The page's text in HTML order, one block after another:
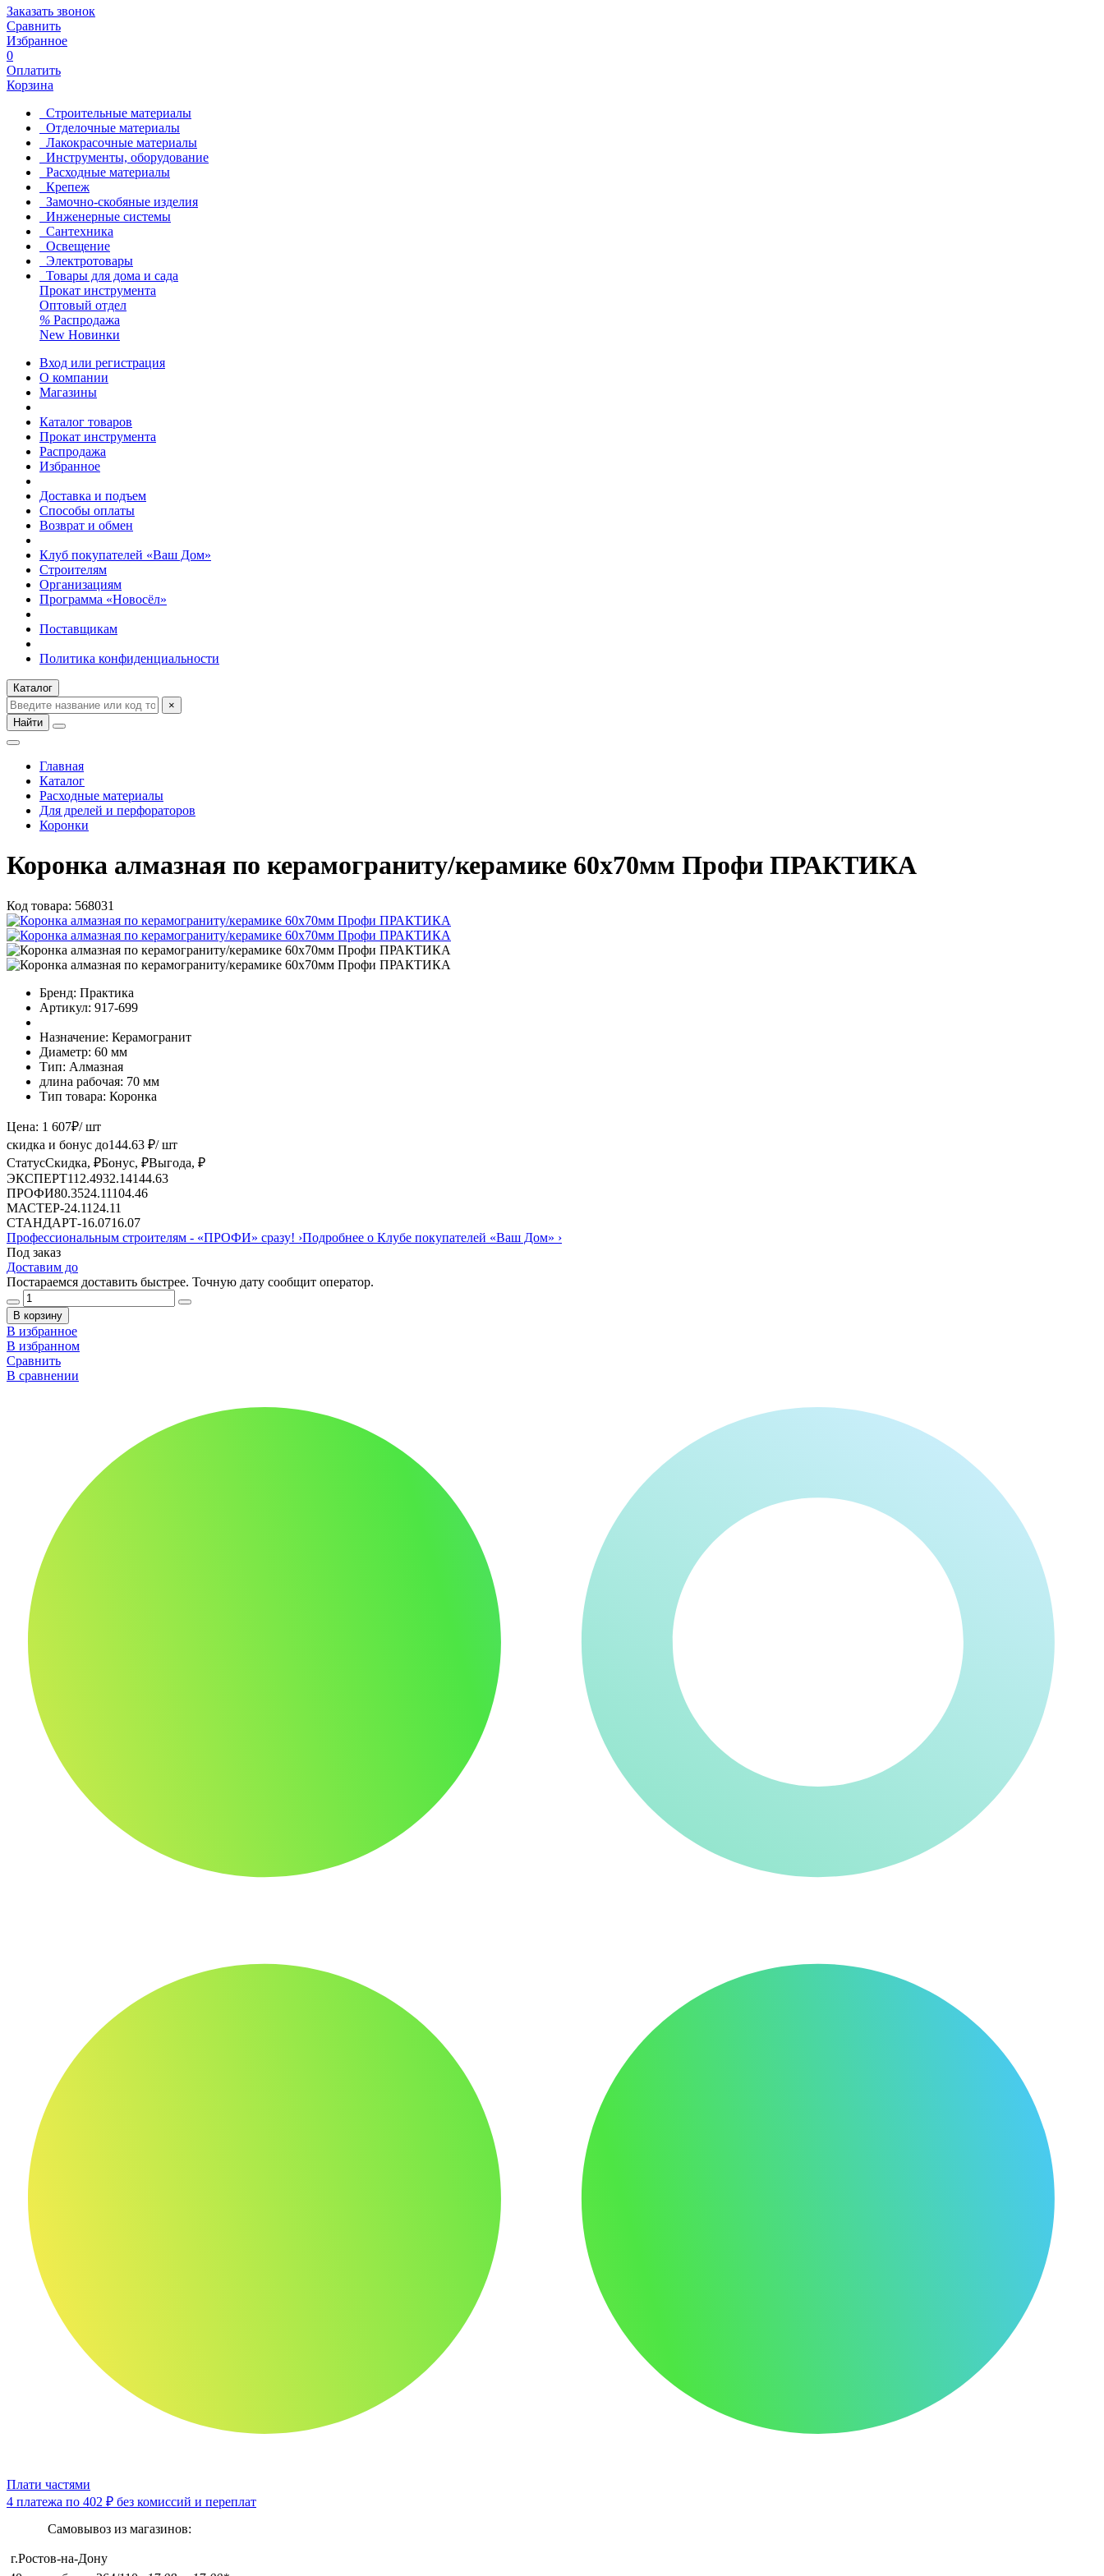
Заказать звонок
Сравнить
Избранное
0
Оплатить
Корзина
Строительные материалы
Отделочные материалы
Лакокрасочные материалы
Инструменты, оборудование
Расходные материалы
Крепеж
Замочно-скобяные изделия
Инженерные системы
Сантехника
Освещение
Электротовары
Товары для дома и сада
Прокат инструмента
Оптовый отдел
% Распродажа
New Новинки
Вход или регистрация
О компании
Магазины
Каталог товаров
Прокат инструмента
Распродажа
Избранное
Доставка и подъем
Способы оплаты
Возврат и обмен
Клуб покупателей «Ваш Дом»
Строителям
Организациям
Программа «Новосёл»
Поставщикам
Политика конфиденциальности
Каталог
×
Найти
Главная
Каталог
Расходные материалы
Для дрелей и перфораторов
Коронки
Коронка алмазная по керамограниту/керамике 60х70мм Профи ПРАКТИКА
Код товара: 568031
Бренд: Практика
Артикул: 917-699
Назначение: Керамогранит
Диаметр: 60 мм
Тип: Алмазная
длина рабочая: 70 мм
Тип товара: Коронка
Цена: 1 607₽/ шт
скидка и бонус до144.63 ₽/ шт
СтатусСкидка, ₽Бонус, ₽Выгода, ₽
ЭКСПЕРТ112.4932.14144.63
ПРОФИ80.3524.11104.46
МАСТЕР-24.11 24.11
СТАНДАРТ-16.0716.07
Профессиональным строителям - «ПРОФИ» сразу! ›Подробнее о Клубе покупателей «Ваш Дом» ›
Под заказ
Доставим до
Постараемся доставить быстрее. Точную дату сообщит оператор.
В корзину
В избранное
В избранном
Сравнить
В сравнении
Плати частями
4 платежа по 402 ₽ без комиссий и переплат
Самовывоз из магазинов:
г.Ростов-на-Дону